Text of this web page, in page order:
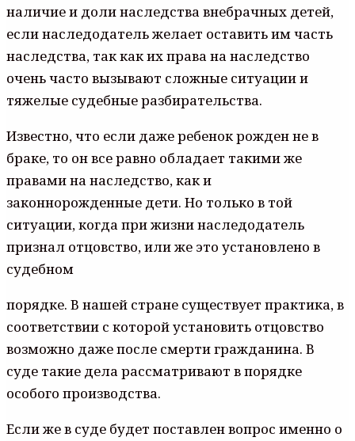
наличие и доли наследства внебрачных детей,
если наследодатель желает оставить им часть
наследства, так как их права на наследство
очень часто вызывают сложные ситуации и
тяжелые судебные разбирательства.
Известно, что если даже ребенок рожден не в
браке, то он все равно обладает такими же
правами на наследство, как и
законнорожденные дети. Но только в той
ситуации, когда при жизни наследодатель
признал отцовство, или же это установлено в
судебном
порядке. В нашей стране существует практика, в
соответствии с которой установить отцовство
возможно даже после смерти гражданина. В
суде такие дела рассматривают в порядке
особого производства.
Если же в суде будет поставлен вопрос именно о